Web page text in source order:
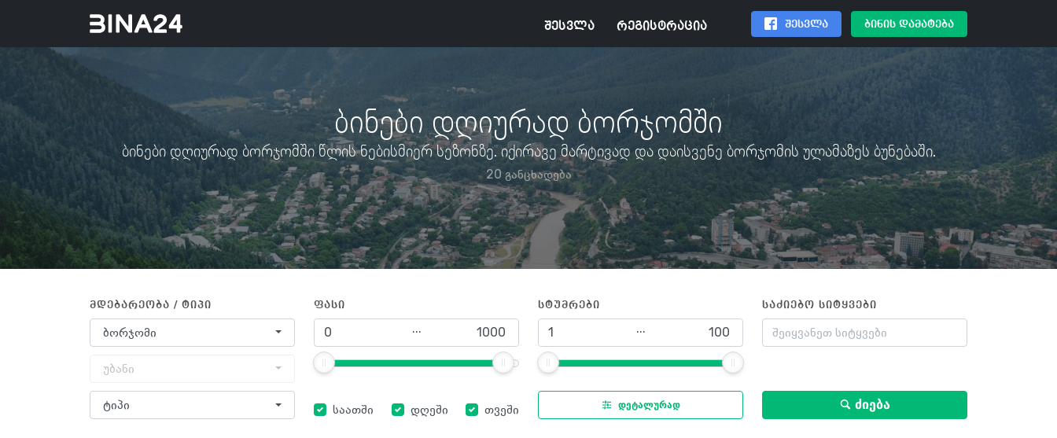
შესვლა რეგისტრაცია შესვლა ბინის დამატება
ბინები დღიურად ბორჯომში
ბინები დღიურად ბორჯომში წლის ნებისმიერ სეზონზე. იქირავე მარტივად და დაისვენე ბორჯომის ულამაზეს ბუნებაში.
20 განცხადება
მდებარეობა / ტიპი
ბორჯომი
უბანი
ტიპი
ფასი
...
საათში დღეში თვეში
სტუმრები
...
დეტალურად
საძიებო სიტყვები
ძიება